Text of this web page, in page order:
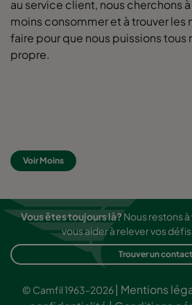
0160 592x490x520-10 ePM1
0160 490x892x520-8 ePM1
0160 287x892x520-5 ePM1
0160 592x592x600-8 ePM1
au service client, nous cherchons
moins consommer et à trouver les
faire pour que nous puissions tous
propre.
Voir Moins
Vous êtes toujours là?Nous restons
vous aider à relever vos
Trouver un contact
© Camfil 1963-2026| Mentions